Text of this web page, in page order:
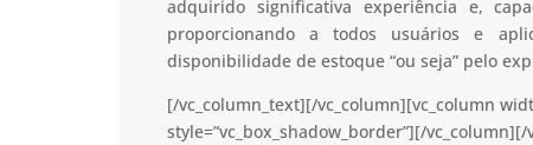
adquirido significativa experiência e,
proporcionando a todos usuários e
disponibilidade de estoque “ou seja” pelo
[/vc_column_text][/vc_column][vc_column
style=”vc_box_shadow_border”][/